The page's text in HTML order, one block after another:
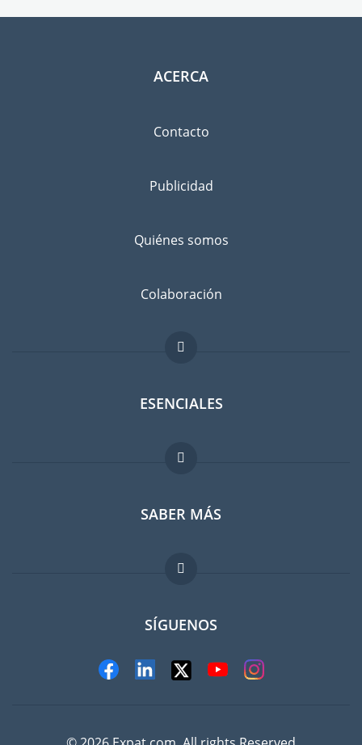
ACERCA
Contacto
Publicidad
Quiénes somos
Colaboración
ESENCIALES
Foro para expatriados
Guia para expatriados
Trabajos en el extranjero
SABER MÁS
FAQ
SÍGUENOS